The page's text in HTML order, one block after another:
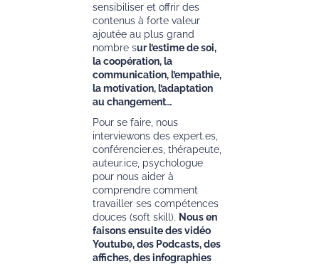
sensibiliser et offrir des
contenus à forte valeur
ajoutée au plus grand
nombre sur l’estime de soi,
la coopération, la
communication, l’empathie,
la motivation, l’adaptation
au changement…
Pour se faire, nous
interviewons des expert.es,
conférencier.es, thérapeute,
auteur.ice, psychologue
pour nous aider à
comprendre comment
travailler ses compétences
douces (soft skill). Nous en
faisons ensuite des vidéo
Youtube, des Podcasts, des
affiches, des infographies